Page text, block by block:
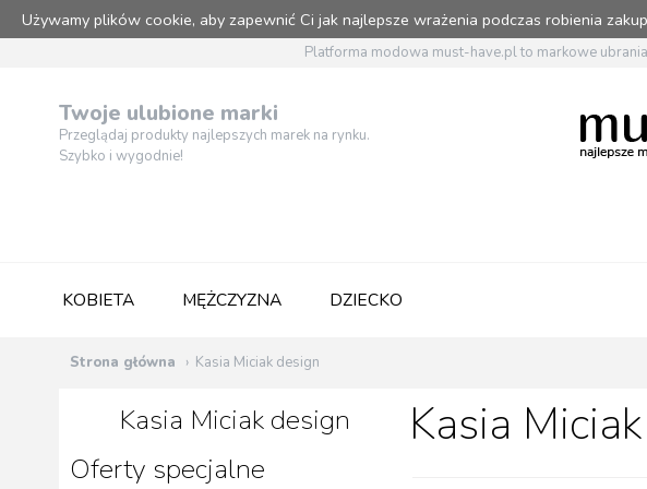
Używamy plików cookie, aby zapewnić Ci jak najlepsze wrażenia podczas robienia
Platforma modowa must-have.pl to markowe
Twoje ulubione marki
Przeglądaj produkty najlepszych marek na rynku.
Szybko i wygodnie!
KOBIETA MĘŻCZYZNA DZIECKO
Strona główna Kasia Miciak design
Kasia Miciak design
Oferty specjalne
Kasia